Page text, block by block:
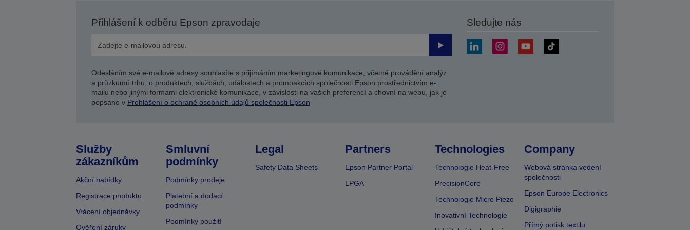
Přihlášení k odběru Epson zpravodaje
Odeslat
Odesláním své e-mailové adresy souhlasíte s přijímáním marketingové komunikace, včetně provádění analýz
a průzkumů trhu, o produktech, službách, událostech a promoakcích společnosti Epson prostřednictvím e-
mailu nebo jinými formami elektronické komunikace, v závislosti na vašich preferencí a chovní na webu, jak je
popsáno v Prohlášení o ochraně osobních údajů společnosti Epson
Sledujte nás
Služby
zákazníkům
Akční nabídky
Registrace produktu
Vrácení objednávky
Ověření záruky
Smluvní
podmínky
Podmínky prodeje
Platební a dodací
podmínky
Podmínky použití
Legal
Safety Data Sheets
Partners
Epson Partner Portal
LPGA
Technologies
Technologie Heat-Free
PrecisionCore
Technologie Micro Piezo
Inovativní Technologie
Company
Webová stránka vedení
společnosti
Epson Europe Electronics
Digigraphie
Přímý potisk textilu